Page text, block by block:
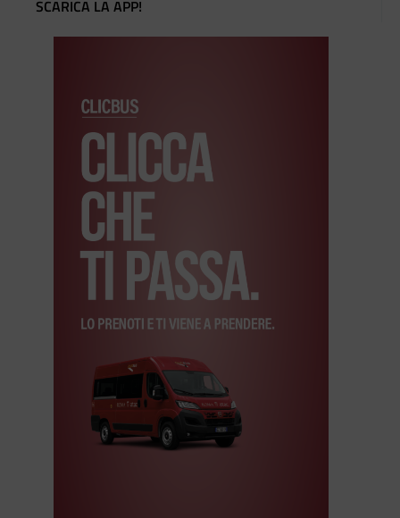
SCARICA LA APP!